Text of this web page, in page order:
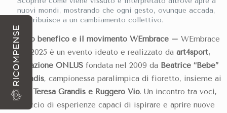
nuovi mondi, mostrando che ogni gesto, ovunque accada,
contribuisce a un cambiamento collettivo.
Lo scopo benefico e il movimento WEmbrace – WEmbrace
Awards 2025 è un evento ideato e realizzato da art4sport,
l’Associazione ONLUS fondata nel 2009 da Beatrice “Bebe”
Vio Grandis, campionessa paralimpica di fioretto, insieme ai
genitori
Teresa Grandis e Ruggero Vio. Un incontro tra voci,
un intreccio di esperienze capaci di ispirare e aprire nuove
RICOMPENSE